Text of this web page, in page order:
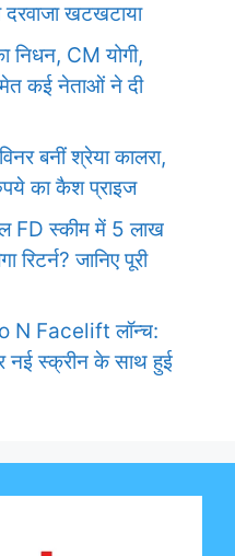
दरवाजा खटखटाया
निधन, CM योगी,
कई नेताओं ने दी
बनीं श्रेया कालरा,
का कैश प्राइज
FD स्कीम में 5 लाख
जानिए पूरी
Facelift लॉन्च:
स्क्रीन के साथ हुई